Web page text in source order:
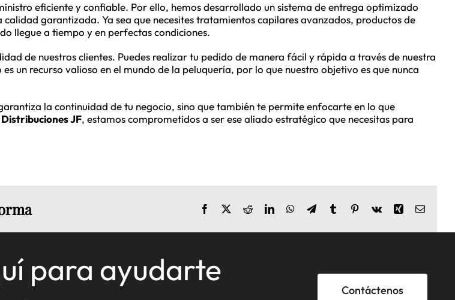
eficiente y confiable. Por ello, hemos desarrollado un sistema de entrega optimizado
garantizada. Ya sea que necesites tratamientos capilares avanzados, productos de
llegue a tiempo y en perfectas condiciones.
de nuestros clientes. Puedes realizar tu pedido de manera fácil y rápida a través de nuestra
un recurso valioso en el mundo de la peluquería, por lo que nuestro objetivo es que nunca
la continuidad de tu negocio, sino que también te permite enfocarte en lo que
Distribuciones JF, estamos comprometidos a ser ese aliado estratégico que necesitas para
Facebook RedditLinkedInWhatsApp
TelegramTumblr Pinterest
Vk Xing Correo
para ayudarte
Contáctenos